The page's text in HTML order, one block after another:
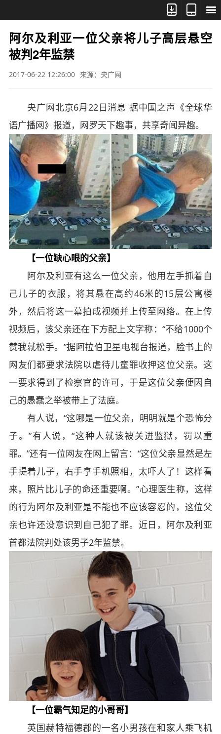



阿尔及利亚一位父亲将儿子高层悬空
被判2年监禁
2017-06-22 12:26:00 来源：央广网
央广网北京6月22日消息 据中国之声《全球华
语广播网》报道，网罗天下趣事，共享奇闻异趣。
【一位缺心眼的父亲】
阿尔及利亚有这么一位父亲，他用左手抓着自
己儿子的衣服，将其悬在高约46米的15层公寓楼
外，然后将这一幕拍成视频并上传至网络。在上传
视频后，该父亲还在下方配上文字称：“不给1000个
赞我就松手。”据阿拉伯卫星电视台报道，脸书上的
网友们都要求法院以虐待儿童罪收押这位父亲。这
一要求得到了检察官的许可，于是这位父亲便因自
己的愚蠢之举被带上了法庭。
有人说，“这哪是一位父亲，明明就是个恐怖分
子。”有人说，“这种人就该被关进监狱，罚以重
罪。”还有一位网友在网上留言：“这位父亲显然是左
手提着儿子，右手拿手机照相，太吓人了！这样看
来，照片比儿子的命还重要啊。”心理医生称，这样
的行为阿尔及利亚是不能也不应该容忍的，这位父
亲也许还没意识到自己犯了罪。近日，阿尔及利亚
首都法院判处该男子2年监禁。
【一位霸气知足的小哥哥】
英国赫特福德郡的一名小男孩在和家人乘飞机